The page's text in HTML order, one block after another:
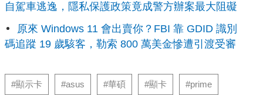
自駕車逃逸，隱私保護政策竟成警方辦案最大阻礙
原來 Windows 11 會出賣你？FBI 靠 GDID 識別
碼追蹤 19 歲駭客，勒索 800 萬美金慘遭引渡受審
#顯示卡 #asus #華碩 #顯卡 #prime